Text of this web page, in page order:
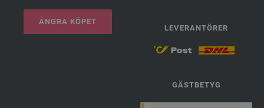
ÅNGRA KÖPET
LEVERANTÖRER
GÄSTBETYG